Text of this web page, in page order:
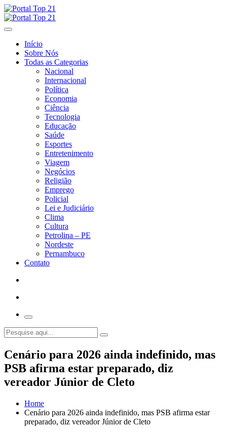
Skip
to
content
Início
Sobre Nós
Todas as Categorias
Nacional
Internacional
Política
Economia
Ciência
Tecnologia
Educação
Saúde
Esportes
Entretenimento
Viagem
Negócios
Religião
Emprego
Policial
Lei e Judiciário
Clima
Cultura
Petrolina – PE
Nordeste
Pernambuco
Contato
Cenário para 2026 ainda indefinido, mas
PSB afirma estar preparado, diz
vereador Júnior de Cleto
Home
Cenário para 2026 ainda indefinido, mas PSB afirma estar
preparado, diz vereador Júnior de Cleto